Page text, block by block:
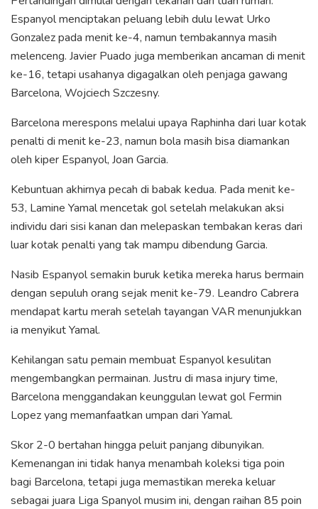
Espanyol menciptakan peluang lebih dulu lewat Urko
Gonzalez pada menit ke-4, namun tembakannya masih
melenceng. Javier Puado juga memberikan ancaman di menit
ke-16, tetapi usahanya digagalkan oleh penjaga gawang
Barcelona, Wojciech Szczesny.
Barcelona merespons melalui upaya Raphinha dari luar kotak
penalti di menit ke-23, namun bola masih bisa diamankan
oleh kiper Espanyol, Joan Garcia.
Kebuntuan akhirnya pecah di babak kedua. Pada menit ke-
53, Lamine Yamal mencetak gol setelah melakukan aksi
individu dari sisi kanan dan melepaskan tembakan keras dari
luar kotak penalti yang tak mampu dibendung Garcia.
Nasib Espanyol semakin buruk ketika mereka harus bermain
dengan sepuluh orang sejak menit ke-79. Leandro Cabrera
mendapat kartu merah setelah tayangan VAR menunjukkan
ia menyikut Yamal.
Kehilangan satu pemain membuat Espanyol kesulitan
mengembangkan permainan. Justru di masa injury time,
Barcelona menggandakan keunggulan lewat gol Fermin
Lopez yang memanfaatkan umpan dari Yamal.
Skor 2-0 bertahan hingga peluit panjang dibunyikan.
Kemenangan ini tidak hanya menambah koleksi tiga poin
bagi Barcelona, tetapi juga memastikan mereka keluar
sebagai juara Liga Spanyol musim ini, dengan raihan 85 poin